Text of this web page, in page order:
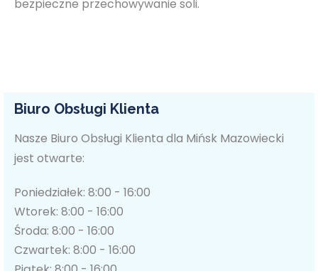
bezpieczne przechowywanie soli.
Biuro Obsługi Klienta
Nasze Biuro Obsługi Klienta dla Mińsk Mazowiecki
jest otwarte:
Poniedziałek: 8:00 - 16:00
Wtorek: 8:00 - 16:00
Środa: 8:00 - 16:00
Czwartek: 8:00 - 16:00